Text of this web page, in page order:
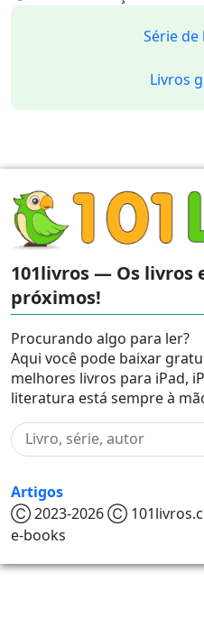
Série
Livros
101livros — Os livros
próximos!
Procurando algo para ler?
Aqui você pode baixar
melhores livros para iPad,
literatura está sempre à
Artigos
Ⓒ 2023-2026 Ⓒ
e-books